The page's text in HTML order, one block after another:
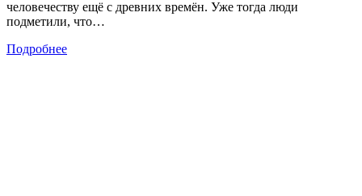
человечеству ещё с древних времён. Уже тогда люди
подметили, что…
Подробнее